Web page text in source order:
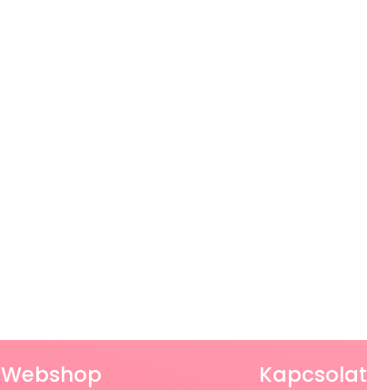
Webshop Kapcsolat